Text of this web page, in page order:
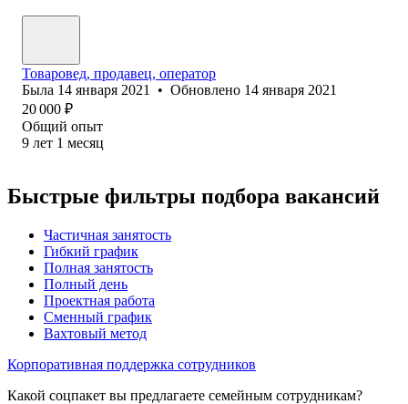
Товаровед, продавец, оператор
Была 14 января 2021 • Обновлено 14 января 2021
20 000 ₽
Общий опыт
9 лет 1 месяц
Быстрые фильтры подбора вакансий
Частичная занятость
Гибкий график
Полная занятость
Полный день
Проектная работа
Сменный график
Вахтовый метод
Корпоративная поддержка сотрудников
Какой соцпакет вы предлагаете семейным сотрудникам?